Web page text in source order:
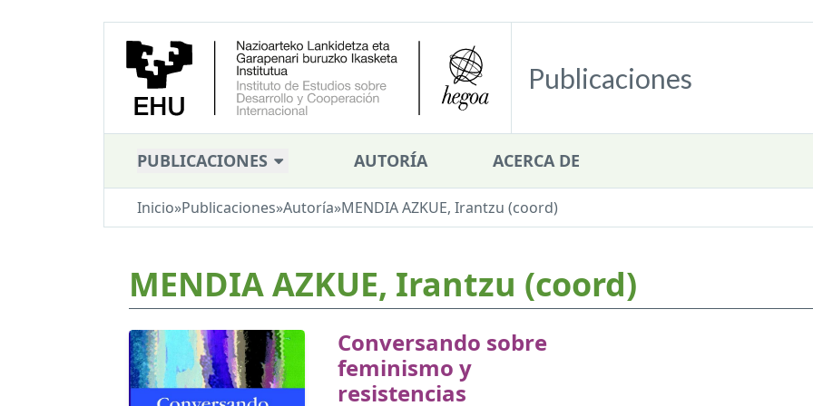
Publicaciones
PUBLICACIONES AUTORÍA ACERCA DE
Inicio»Publicaciones»Autoría»MENDIA AZKUE, Irantzu (coord)
MENDIA AZKUE, Irantzu (coord)
Conversando sobre
feminismo y
resistencias